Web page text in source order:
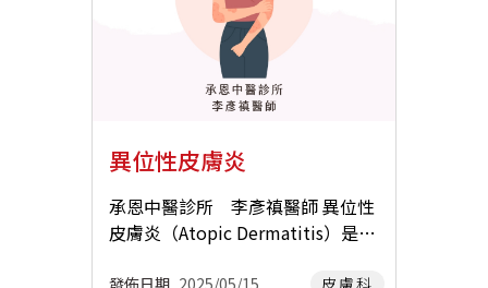
提醒:需要由專業中醫師診察後開立
中藥，不可自行去藥房抓藥來吃喔!
四、中醫如何治療皮膚搔癢 中醫有
許多治療方式可以協助治療皮膚疾
雷射針灸 •外用中藥藥膏、藥
浴、藥液濕敷 •治療型衛教 五、
日常保健 •加強皮膚保濕 (使用不
含香精、香料的保濕乳液) 。 •避
度潮濕。 神經性皮膚炎 (Neurode
rmatitis) ：劇烈的溫差變化、搔抓
刺激導致搔癢，通常局限於局部。
錢幣狀濕疹 (Nummular eczem
a) ：手臂、腿部或軀幹上出現硬幣
炎或滲出。隨著時間的推移會結痂
或出現鱗屑。它們在青少年和成年
人中更常見。這種疾病通常與皮膚
極度乾燥有關，尤其是在冬季，或
割傷、昆蟲叮咬或燒傷等損傷之
情況常常在春夏季、天氣悶熱 ☀ 的
時候發生。 【 中醫怎麼看汗皰疹？
熱、脾虛濕盛、情緒壓力大等因素
有關。當人體氣血運行失調、濕熱
內蘊時，會透過皮膚表現出來，形
成反覆發作的發癢小水皰。 【 中醫
怎麼治療？ 】 中藥內服 汗皰疹常
見原因為風濕熱互結鬱於肌膚，濕
氣會使病程綿延較久，且反覆難
癒。 常用方劑有除濕胃苓湯、甘露
皮膚科
異位性皮膚炎
承恩中醫診所 李彥禛醫師 異位性
皮膚炎（Atopic Dermatitis）是一
發佈日期 2025/05/15